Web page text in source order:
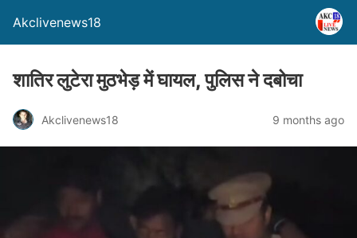
Akclivenews18
शातिर लुटेरा मुठभेड़ में घायल, पुलिस ने दबोचा
Akclivenews18 9 months ago